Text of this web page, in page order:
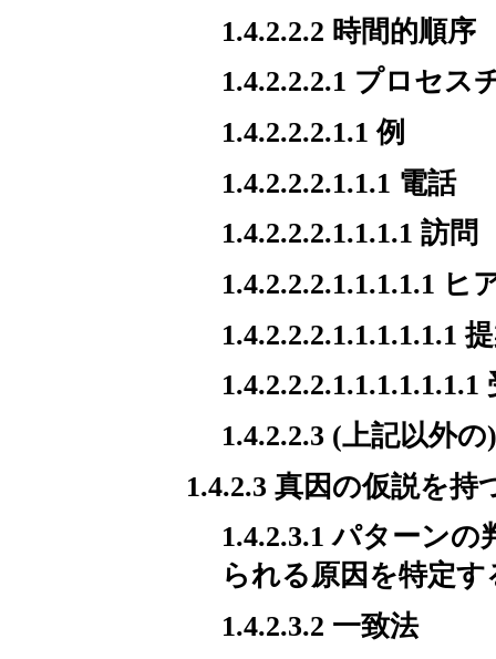
1.4.2.2.2 時間的順序
1.4.2.2.2.1 プロセス
1.4.2.2.2.1.1 例
1.4.2.2.2.1.1.1 電話
1.4.2.2.2.1.1.1.1 訪問
1.4.2.2.2.1.1.1.1.1 ヒ
1.4.2.2.2.1.1.1.1.1.1
1.4.2.2.2.1.1.1.1.1.1.1
1.4.2.2.3 (上記以外
1.4.2.3 真因の仮説を持
1.4.2.3.1 パターン
られる原因を特定す
1.4.2.3.2 一致法